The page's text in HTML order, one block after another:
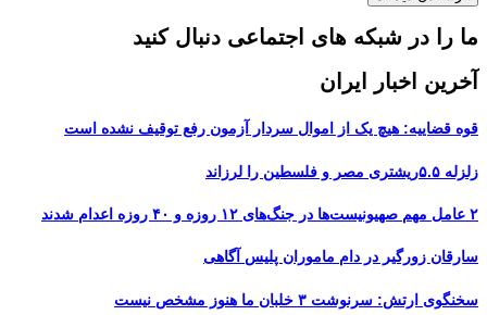
ما را در شبکه های اجتماعی دنبال کنید
آخرین اخبار ایران
قوه قضاییه: هیچ یک از اموال سردار آزمون رفع توقیف نشده است
زلزله ۵.۵ریشتری مصر و فلسطین را لرزاند
۲ عامل مهم صهیونیست‌ها در جنگ‌های ۱۲ روزه و ۴۰ روزه اعدام شدند
سارقان زورگیر در دام ماموران پلیس آگاهی
سخنگوی ارتش: سرنوشت ۳ خلبان ما هنوز مشخص نیست